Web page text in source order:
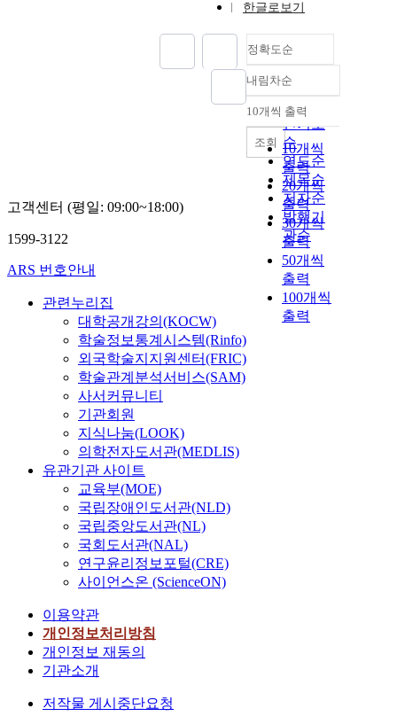
한글로보기
정확도순
정확도
순
인기도
순
연도순
제목순
저자순
발행기
관순
내림차순
내림차순
10개씩 출력
10개씩
출력
20개씩
출력
30개씩
출력
50개씩
출력
100개씩
출력
조회
고객센터 (평일: 09:00~18:00)
1599-3122
ARS 번호안내
관련누리집
대학공개강의(KOCW)
학술정보통계시스템(Rinfo)
외국학술지지원센터(FRIC)
학술관계분석서비스(SAM)
사서커뮤니티
기관회원
지식나눔(LOOK)
의학전자도서관(MEDLIS)
유관기관 사이트
교육부(MOE)
국립장애인도서관(NLD)
국립중앙도서관(NL)
국회도서관(NAL)
연구윤리정보포털(CRE)
사이언스온 (ScienceON)
이용약관
개인정보처리방침
개인정보 재동의
기관소개
저작물 게시중단요청